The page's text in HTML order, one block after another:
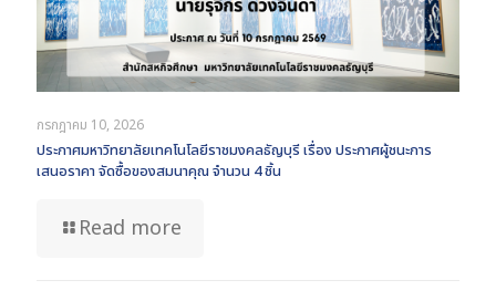
กรกฎาคม 10, 2026
ประกาศมหาวิทยาลัยเทคโนโลยีราชมงคลธัญบุรี เรื่อง ประกาศผู้ชนะการ
เสนอราคา จัดซื้อของสมนาคุณ จำนวน 4 ชิ้น
Read more